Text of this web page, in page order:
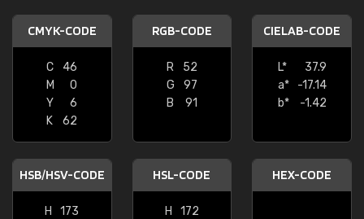
CMYK-CODE
C
46
M
0
Y
6
K
62
RGB-CODE
R
52
G
97
B
91
CIELAB-CODE
L*
37.9
a*
-17.14
b*
-1.42
HSB/HSV-CODE
H
173
HSL-CODE
H
172
HEX-CODE